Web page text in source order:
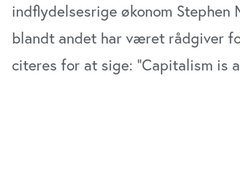
indflydelsesrige økonom Stephen
blandt andet har været rådgiver
citeres for at sige: ”Capitalism is